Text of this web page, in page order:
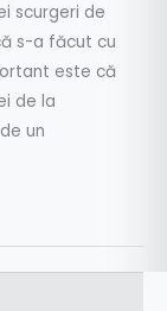
scurgeri de
s-a făcut cu
este că
de la
un